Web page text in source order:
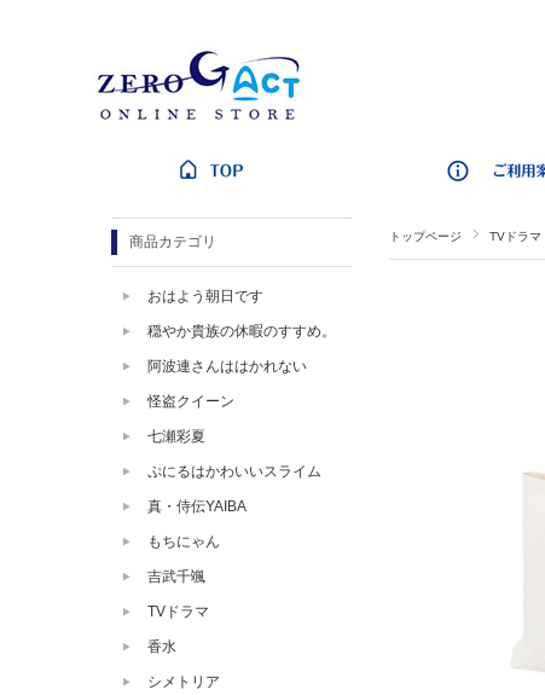
トップページ TVドラマ
商品カテゴリ
おはよう朝日です
穏やか貴族の休暇のすすめ。
阿波連さんははかれない
怪盗クイーン
七瀬彩夏
ぷにるはかわいいスライム
真・侍伝YAIBA
もちにゃん
吉武千颯
TVドラマ
香水
シメトリア